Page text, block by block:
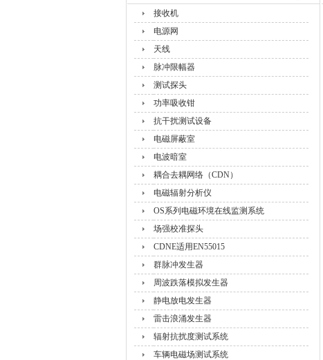
接收机
电源网
天线
脉冲限幅器
测试探头
功率吸收钳
抗干扰测试设备
电磁屏蔽室
电波暗室
耦合去耦网络（CDN）
电磁辐射分析仪
OS系列电磁环境在线监测系统
场强校准探头
CDNE适用EN55015
群脉冲发生器
周波跌落模拟发生器
静电放电发生器
雷击浪涌发生器
辐射抗扰度测试系统
车辆电磁场测试系统